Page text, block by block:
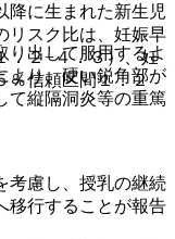
り出して服用するよ
より、硬い鋭角部が
て縦隔洞炎等の重篤
降に生まれた新生児
リスク比は、妊娠早
．２−４．３）、妊
％信頼区間１．２
考慮し、授乳の継続
移行することが報告